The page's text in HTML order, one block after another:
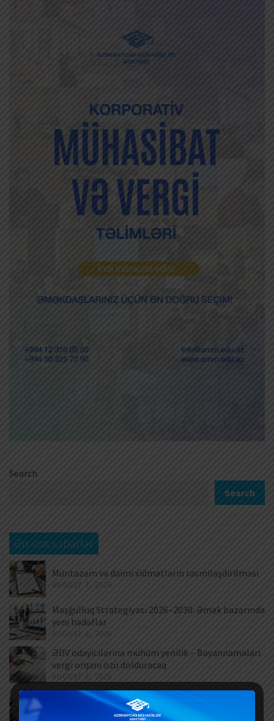
Search
Search
Ən son xəbərlər
Müntəzəm və daimi xidmətlərin rəsmiləşdirilməsi
AUGUST 7, 2026
Məşğulluq Strategiyası 2026–2030: Əmək bazarında
yeni hədəflər
AUGUST 6, 2026
ƏDV ödəyicilərinə mühüm yenilik – Bəyannamələri
vergi orqanı özü dolduracaq
AUGUST 6, 2026
Hər yeni invoys üzrə ayrıca DTA-03 ərizəsi təqdim
edilməlidirmi?